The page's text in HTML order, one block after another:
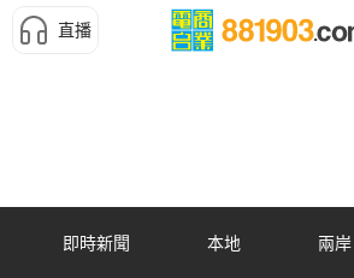
直播
即時新聞 本地 兩岸